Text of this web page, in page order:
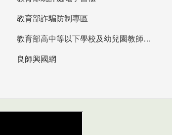
教育部詐騙防制專區
教育部高中等以下學校及幼兒園教師資格檢定考試
良師興國網